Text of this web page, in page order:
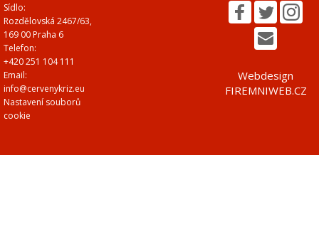
Sídlo:
Rozdělovská 2467/63,
169 00 Praha 6
Telefon:
+420 251 104 111
Email:
info@cervenykriz.eu
Nastavení souborů
cookie
Webdesign
FIREMNIWEB.CZ